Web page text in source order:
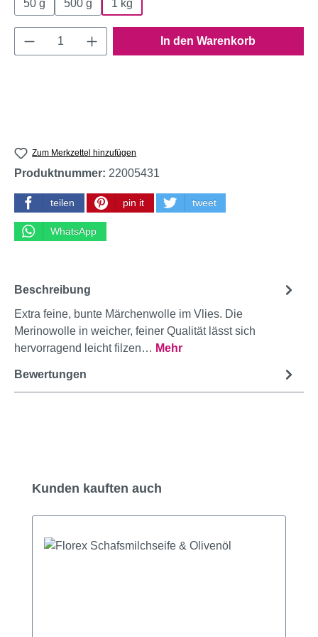
50 g 500 g 1 kg
Produkt Anzahl: Gib den gewünschten
In den Warenkorb
Zum Merkzettel hinzufügen
Produktnummer: 22005431
teilen pin it tweet
WhatsApp
Beschreibung
Extra feine, bunte Märchenwolle im Vlies. Die
Merinowolle in weicher, feiner Qualität lässt sich
hervorragend leicht filzen… Mehr
Bewertungen
Produktgalerie überspringen
Kunden kauften auch